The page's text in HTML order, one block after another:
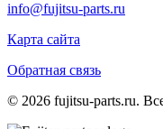
info@fujitsu-parts.ru
Карта сайта
Обратная связь
© 2026 fujitsu-parts.ru.